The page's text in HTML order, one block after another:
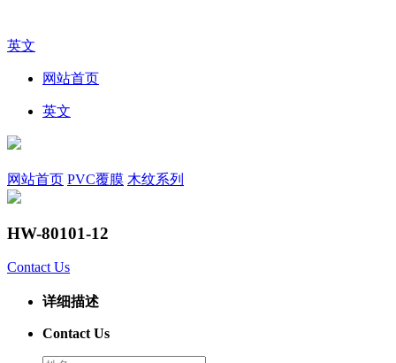
英文
网站首页
英文
网站首页 PVC覆膜 木纹系列
HW-80101-12
Contact Us
详细描述
Contact Us